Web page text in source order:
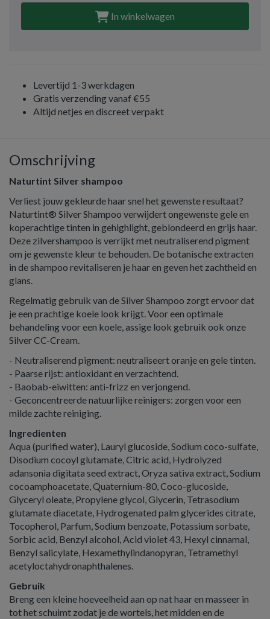
In winkelwagen
Levertijd 1-3 werkdagen
Gratis verzending vanaf €55
Altijd netjes en discreet verpakt
Omschrijving
Naturtint Silver shampoo
Verliest jouw gekleurde haar snel het gewenste resultaat?
Naturtint® Silver Shampoo verwijdert ongewenste gele en
koperachtige tinten in gehighlight, geblondeerd en grijs haar.
Deze zilvershampoo is verrijkt met neutraliserend pigment
om je gewenste kleur te behouden. De botanische extracten
in de shampoo revitaliseren je haar en geven het zachtheid en
glans.
Regelmatig gebruik van de Silver Shampoo zorgt ervoor dat
je een prachtige koele look krijgt. Voor een optimale
behandeling voor een koele, assige look gebruik ook onze
Silver CC-Cream.
- Neutraliserend pigment: neutraliseert oranje en gele tinten.
- Paarse rijst: antioxidant en verzachtend.
- Baobab-eiwitten: anti-frizz en verjongend.
- Geconcentreerde natuurlijke reinigers: zorgen voor een
milde zachte reiniging.
Ingredienten
Aqua (purified water), Lauryl glucoside, Sodium coco-sulfate,
Disodium cocoyl glutamate, Citric acid, Hydrolyzed
adansonia digitata seed extract, Oryza sativa extract, Sodium
cocoamphoacetate, Quaternium-80, Coco-glucoside,
Glyceryl oleate, Propylene glycol, Glycerin, Tetrasodium
glutamate diacetate, Hydrogenated palm glycerides citrate,
Tocopherol, Parfum, Sodium benzoate, Potassium sorbate,
Sorbic acid, Benzyl alcohol, Acid violet 43, Hexyl cinnamal,
Benzyl salicylate, Hexamethylindanopyran, Tetramethyl
acetyloctahydronaphthalenes.
Gebruik
Breng een kleine hoeveelheid aan op nat haar en masseer in
tot het schuimt zodat je de wortels, het midden en de